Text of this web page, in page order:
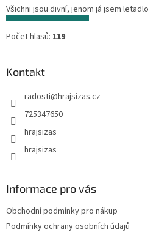
Všichni jsou divní, jenom já jsem letadlo
Počet hlasů: 119
Kontakt
radosti@hrajsizas.cz
725347650
hrajsizas
hrajsizas
Informace pro vás
Obchodní podmínky pro nákup
Podmínky ochrany osobních údajů